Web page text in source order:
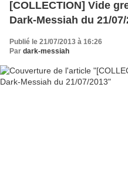
[COLLECTION] Vide
Dark-Messiah du 21/07/
Publié le 21/07/2013 à 16:26
Par dark-messiah